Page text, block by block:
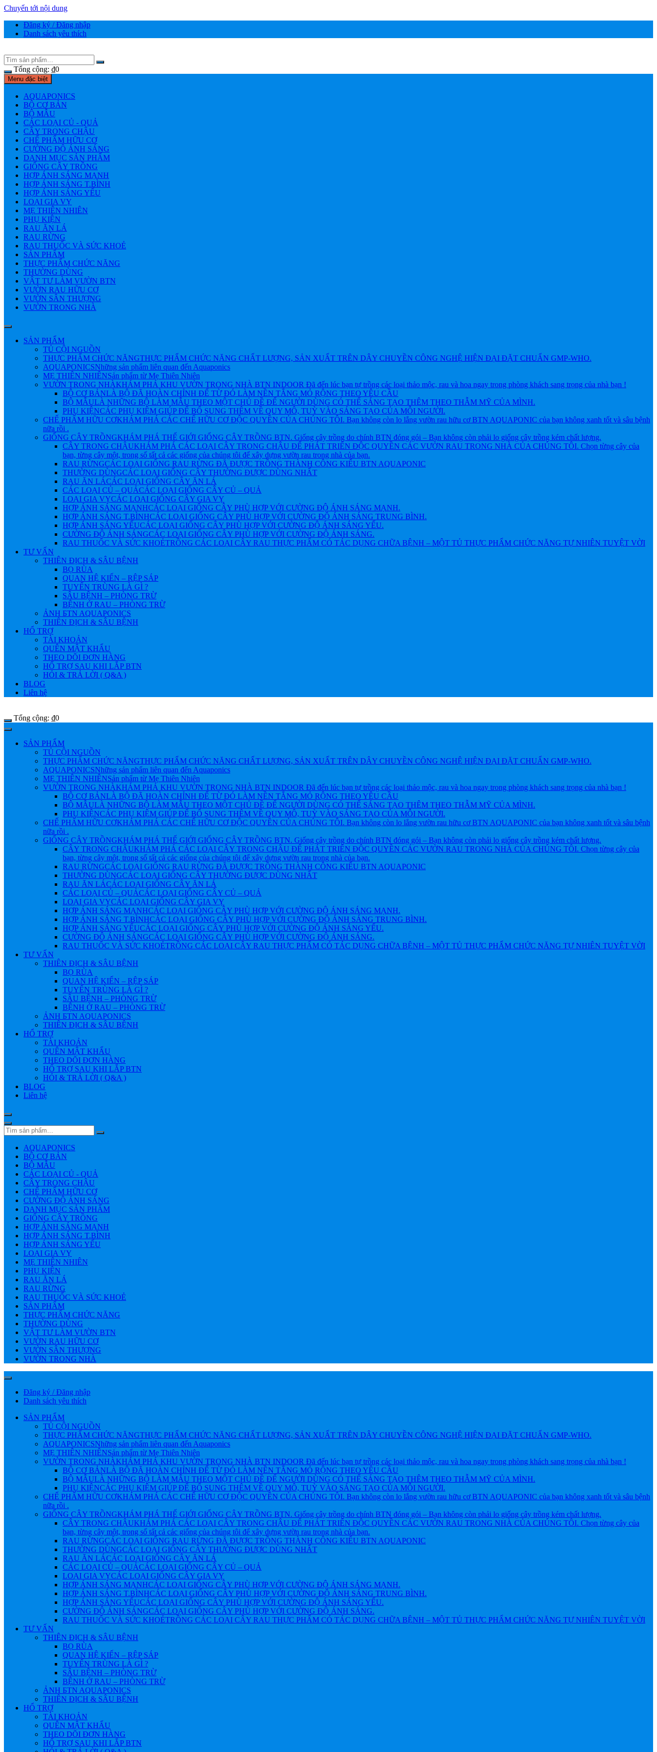
Chuyển tới nội dung
Đăng ký / Đăng nhập
Danh sách yêu thích
Tổng cộng: ₫0
Menu đặc biệt
AQUAPONICS
BỘ CƠ BẢN
BỘ MẪU
CÁC LOẠI CỦ - QUẢ
CÂY TRONG CHẬU
CHẾ PHẨM HỮU CƠ
CƯỜNG ĐỘ ÁNH SÁNG
DANH MỤC SẢN PHẨM
GIỐNG CÂY TRỒNG
HỢP ÁNH SÁNG MẠNH
HỢP ÁNH SÁNG T.BÌNH
HỢP ÁNH SÁNG YẾU
LOẠI GIA VỴ
MẸ THIÊN NHIÊN
PHỤ KIỆN
RAU ĂN LÁ
RAU RỪNG
RAU THUỐC VÀ SỨC KHOẺ
SẢN PHẨM
THỰC PHẨM CHỨC NĂNG
THƯỜNG DÙNG
VẬT TƯ LÀM VƯỜN BTN
VƯỜN RAU HỮU CƠ
VƯỜN SÂN THƯỢNG
VƯỜN TRONG NHÀ
SẢN PHẨM
TỦ CỘI NGUỒN
THỰC PHẨM CHỨC NĂNGTHỰC PHẨM CHỨC NĂNG CHẤT LƯỢNG, SẢN XUẤT TRÊN DÂY CHUYỀN CÔNG NGHỆ HIỆN ĐẠI ĐẶT CHUẨN GMP-WHO.
AQUAPONICSNhững sản phẩm liên quan đến Aquaponics
MẸ THIÊN NHIÊNSản phẩm từ Mẹ Thiên Nhiên
VƯỜN TRONG NHÀKHÁM PHÁ KHU VƯỜN TRONG NHÀ BTN INDOOR Đã đến lúc bạn tự trồng các loại thảo mộc, rau và hoa ngay trong phòng khách sang trọng của nhà bạn !
BỘ CƠ BẢNLÀ BỘ ĐÃ HOÀN CHỈNH ĐỂ TỪ ĐÓ LÀM NỀN TẲNG MỎ RỘNG THEO YÊU CẦU
BỘ MẪULÀ NHỮNG BỘ LÀM MẪU THEO MỘT CHỦ ĐỀ ĐỂ NGƯỜI DÙNG CÓ THỂ SÁNG TẠO THÊM THEO THẪM MỸ CỦA MÌNH.
PHỤ KIỆNCÁC PHỤ KIỆM GIÚP ĐỂ BỔ SUNG THÊM VỀ QUY MÔ, TUỲ VÀO SÁNG TẠO CỦA MỖI NGƯỜI.
CHẾ PHẨM HỮU CƠKHÁM PHÁ CÁC CHẾ HỮU CƠ ĐỘC QUYỀN CỦA CHÚNG TÔI. Bạn không còn lo lắng vườn rau hữu cơ BTN AQUAPONIC của bạn không xanh tốt và sâu bệnh
nữa rồi .
GIỐNG CÂY TRỒNGKHÁM PHÁ THẾ GIỚI GIỐNG CÂY TRỒNG BTN. Giống cây trồng do chính BTN đóng gói – Bạn không còn phải lo giống cây trồng kém chất lượng.
CÂY TRONG CHẬUKHÁM PHÁ CÁC LOẠI CÂY TRONG CHẬU ĐỂ PHÁT TRIỂN ĐỘC QUYỀN CÁC VƯỜN RAU TRONG NHÀ CỦA CHÚNG TÔI. Chọn từng cây của
bạn, từng cây một, trong số tất cả các giống của chúng tôi để xây dựng vườn rau trong nhà của bạn.
RAU RỪNGCÁC LOẠI GIỐNG RAU RỪNG ĐÃ ĐƯỢC TRỒNG THÀNH CÔNG KIỂU BTN AQUAPONIC
THƯỜNG DÙNGCÁC LOẠI GIỐNG CÂY THƯỜNG ĐƯỢC DÙNG NHẤT
RAU ĂN LÁCÁC LOẠI GIỐNG CÂY ĂN LÁ
CÁC LOẠI CỦ – QUẢCÁC LOẠI GIỐNG CÂY CỦ – QUẢ
LOẠI GIA VỴCÁC LOẠI GIỐNG CÂY GIA VỴ
HỢP ÁNH SÁNG MẠNHCÁC LOẠI GIỐNG CÂY PHÙ HỢP VỚI CƯỜNG ĐỘ ÁNH SÁNG MẠNH.
HỢP ÁNH SÁNG T.BÌNHCÁC LOẠI GIỐNG CÂY PHÙ HỢP VỚI CƯỜNG ĐỘ ÁNH SÁNG TRUNG BÌNH.
HỢP ÁNH SÁNG YẾUCÁC LOẠI GIỐNG CÂY PHÙ HỢP VỚI CƯỜNG ĐỘ ÁNH SÁNG YẾU.
CƯỜNG ĐỘ ÁNH SÁNGCÁC LOẠI GIỐNG CÂY PHÙ HỢP VỚI CƯỜNG ĐỘ ÁNH SÁNG.
RAU THUỐC VÀ SỨC KHOẺTRỒNG CÁC LOẠI CÂY RAU THỰC PHẨM CÓ TÁC DỤNG CHỮA BỆNH – MỘT TỦ THỰC PHẨM CHỨC NĂNG TỰ NHIÊN TUYỆT VỜI
TƯ VẤN
THIÊN ĐỊCH & SÂU BỆNH
BỌ RÙA
QUAN HỆ KIẾN – RỆP SÁP
TUYẾN TRÙNG LÀ GÌ ?
SÂU BỆNH – PHÒNG TRỪ
BỆNH Ở RAU – PHÒNG TRỪ
ẢNH БTN AQUAPONICS
THIÊN ĐỊCH & SÂU BỆNH
HỔ TRỢ
TÀI KHOẢN
QUÊN MẬT KHẨU
THEO DÕI ĐƠN HÀNG
HỔ TRỢ SAU KHI LẮP BTN
HỎI & TRẢ LỜI ( Q&A )
BLOG
Liên hệ
Tổng cộng: ₫0
SẢN PHẨM
TỦ CỘI NGUỒN
THỰC PHẨM CHỨC NĂNGTHỰC PHẨM CHỨC NĂNG CHẤT LƯỢNG, SẢN XUẤT TRÊN DÂY CHUYỀN CÔNG NGHỆ HIỆN ĐẠI ĐẶT CHUẨN GMP-WHO.
AQUAPONICSNhững sản phẩm liên quan đến Aquaponics
MẸ THIÊN NHIÊNSản phẩm từ Mẹ Thiên Nhiên
VƯỜN TRONG NHÀKHÁM PHÁ KHU VƯỜN TRONG NHÀ BTN INDOOR Đã đến lúc bạn tự trồng các loại thảo mộc, rau và hoa ngay trong phòng khách sang trọng của nhà bạn !
BỘ CƠ BẢNLÀ BỘ ĐÃ HOÀN CHỈNH ĐỂ TỪ ĐÓ LÀM NỀN TẲNG MỎ RỘNG THEO YÊU CẦU
BỘ MẪULÀ NHỮNG BỘ LÀM MẪU THEO MỘT CHỦ ĐỀ ĐỂ NGƯỜI DÙNG CÓ THỂ SÁNG TẠO THÊM THEO THẪM MỸ CỦA MÌNH.
PHỤ KIỆNCÁC PHỤ KIỆM GIÚP ĐỂ BỔ SUNG THÊM VỀ QUY MÔ, TUỲ VÀO SÁNG TẠO CỦA MỖI NGƯỜI.
CHẾ PHẨM HỮU CƠKHÁM PHÁ CÁC CHẾ HỮU CƠ ĐỘC QUYỀN CỦA CHÚNG TÔI. Bạn không còn lo lắng vườn rau hữu cơ BTN AQUAPONIC của bạn không xanh tốt và sâu bệnh
nữa rồi .
GIỐNG CÂY TRỒNGKHÁM PHÁ THẾ GIỚI GIỐNG CÂY TRỒNG BTN. Giống cây trồng do chính BTN đóng gói – Bạn không còn phải lo giống cây trồng kém chất lượng.
CÂY TRONG CHẬUKHÁM PHÁ CÁC LOẠI CÂY TRONG CHẬU ĐỂ PHÁT TRIỂN ĐỘC QUYỀN CÁC VƯỜN RAU TRONG NHÀ CỦA CHÚNG TÔI. Chọn từng cây của
bạn, từng cây một, trong số tất cả các giống của chúng tôi để xây dựng vườn rau trong nhà của bạn.
RAU RỪNGCÁC LOẠI GIỐNG RAU RỪNG ĐÃ ĐƯỢC TRỒNG THÀNH CÔNG KIỂU BTN AQUAPONIC
THƯỜNG DÙNGCÁC LOẠI GIỐNG CÂY THƯỜNG ĐƯỢC DÙNG NHẤT
RAU ĂN LÁCÁC LOẠI GIỐNG CÂY ĂN LÁ
CÁC LOẠI CỦ – QUẢCÁC LOẠI GIỐNG CÂY CỦ – QUẢ
LOẠI GIA VỴCÁC LOẠI GIỐNG CÂY GIA VỴ
HỢP ÁNH SÁNG MẠNHCÁC LOẠI GIỐNG CÂY PHÙ HỢP VỚI CƯỜNG ĐỘ ÁNH SÁNG MẠNH.
HỢP ÁNH SÁNG T.BÌNHCÁC LOẠI GIỐNG CÂY PHÙ HỢP VỚI CƯỜNG ĐỘ ÁNH SÁNG TRUNG BÌNH.
HỢP ÁNH SÁNG YẾUCÁC LOẠI GIỐNG CÂY PHÙ HỢP VỚI CƯỜNG ĐỘ ÁNH SÁNG YẾU.
CƯỜNG ĐỘ ÁNH SÁNGCÁC LOẠI GIỐNG CÂY PHÙ HỢP VỚI CƯỜNG ĐỘ ÁNH SÁNG.
RAU THUỐC VÀ SỨC KHOẺTRỒNG CÁC LOẠI CÂY RAU THỰC PHẨM CÓ TÁC DỤNG CHỮA BỆNH – MỘT TỦ THỰC PHẨM CHỨC NĂNG TỰ NHIÊN TUYỆT VỜI
TƯ VẤN
THIÊN ĐỊCH & SÂU BỆNH
BỌ RÙA
QUAN HỆ KIẾN – RỆP SÁP
TUYẾN TRÙNG LÀ GÌ ?
SÂU BỆNH – PHÒNG TRỪ
BỆNH Ở RAU – PHÒNG TRỪ
ẢNH БTN AQUAPONICS
THIÊN ĐỊCH & SÂU BỆNH
HỔ TRỢ
TÀI KHOẢN
QUÊN MẬT KHẨU
THEO DÕI ĐƠN HÀNG
HỔ TRỢ SAU KHI LẮP BTN
HỎI & TRẢ LỜI ( Q&A )
BLOG
Liên hệ
AQUAPONICS
BỘ CƠ BẢN
BỘ MẪU
CÁC LOẠI CỦ - QUẢ
CÂY TRONG CHẬU
CHẾ PHẨM HỮU CƠ
CƯỜNG ĐỘ ÁNH SÁNG
DANH MỤC SẢN PHẨM
GIỐNG CÂY TRỒNG
HỢP ÁNH SÁNG MẠNH
HỢP ÁNH SÁNG T.BÌNH
HỢP ÁNH SÁNG YẾU
LOẠI GIA VỴ
MẸ THIÊN NHIÊN
PHỤ KIỆN
RAU ĂN LÁ
RAU RỪNG
RAU THUỐC VÀ SỨC KHOẺ
SẢN PHẨM
THỰC PHẨM CHỨC NĂNG
THƯỜNG DÙNG
VẬT TƯ LÀM VƯỜN BTN
VƯỜN RAU HỮU CƠ
VƯỜN SÂN THƯỢNG
VƯỜN TRONG NHÀ
Đăng ký / Đăng nhập
Danh sách yêu thích
SẢN PHẨM
TỦ CỘI NGUỒN
THỰC PHẨM CHỨC NĂNGTHỰC PHẨM CHỨC NĂNG CHẤT LƯỢNG, SẢN XUẤT TRÊN DÂY CHUYỀN CÔNG NGHỆ HIỆN ĐẠI ĐẶT CHUẨN GMP-WHO.
AQUAPONICSNhững sản phẩm liên quan đến Aquaponics
MẸ THIÊN NHIÊNSản phẩm từ Mẹ Thiên Nhiên
VƯỜN TRONG NHÀKHÁM PHÁ KHU VƯỜN TRONG NHÀ BTN INDOOR Đã đến lúc bạn tự trồng các loại thảo mộc, rau và hoa ngay trong phòng khách sang trọng của nhà bạn !
BỘ CƠ BẢNLÀ BỘ ĐÃ HOÀN CHỈNH ĐỂ TỪ ĐÓ LÀM NỀN TẲNG MỎ RỘNG THEO YÊU CẦU
BỘ MẪULÀ NHỮNG BỘ LÀM MẪU THEO MỘT CHỦ ĐỀ ĐỂ NGƯỜI DÙNG CÓ THỂ SÁNG TẠO THÊM THEO THẪM MỸ CỦA MÌNH.
PHỤ KIỆNCÁC PHỤ KIỆM GIÚP ĐỂ BỔ SUNG THÊM VỀ QUY MÔ, TUỲ VÀO SÁNG TẠO CỦA MỖI NGƯỜI.
CHẾ PHẨM HỮU CƠKHÁM PHÁ CÁC CHẾ HỮU CƠ ĐỘC QUYỀN CỦA CHÚNG TÔI. Bạn không còn lo lắng vườn rau hữu cơ BTN AQUAPONIC của bạn không xanh tốt và sâu bệnh
nữa rồi .
GIỐNG CÂY TRỒNGKHÁM PHÁ THẾ GIỚI GIỐNG CÂY TRỒNG BTN. Giống cây trồng do chính BTN đóng gói – Bạn không còn phải lo giống cây trồng kém chất lượng.
CÂY TRONG CHẬUKHÁM PHÁ CÁC LOẠI CÂY TRONG CHẬU ĐỂ PHÁT TRIỂN ĐỘC QUYỀN CÁC VƯỜN RAU TRONG NHÀ CỦA CHÚNG TÔI. Chọn từng cây của
bạn, từng cây một, trong số tất cả các giống của chúng tôi để xây dựng vườn rau trong nhà của bạn.
RAU RỪNGCÁC LOẠI GIỐNG RAU RỪNG ĐÃ ĐƯỢC TRỒNG THÀNH CÔNG KIỂU BTN AQUAPONIC
THƯỜNG DÙNGCÁC LOẠI GIỐNG CÂY THƯỜNG ĐƯỢC DÙNG NHẤT
RAU ĂN LÁCÁC LOẠI GIỐNG CÂY ĂN LÁ
CÁC LOẠI CỦ – QUẢCÁC LOẠI GIỐNG CÂY CỦ – QUẢ
LOẠI GIA VỴCÁC LOẠI GIỐNG CÂY GIA VỴ
HỢP ÁNH SÁNG MẠNHCÁC LOẠI GIỐNG CÂY PHÙ HỢP VỚI CƯỜNG ĐỘ ÁNH SÁNG MẠNH.
HỢP ÁNH SÁNG T.BÌNHCÁC LOẠI GIỐNG CÂY PHÙ HỢP VỚI CƯỜNG ĐỘ ÁNH SÁNG TRUNG BÌNH.
HỢP ÁNH SÁNG YẾUCÁC LOẠI GIỐNG CÂY PHÙ HỢP VỚI CƯỜNG ĐỘ ÁNH SÁNG YẾU.
CƯỜNG ĐỘ ÁNH SÁNGCÁC LOẠI GIỐNG CÂY PHÙ HỢP VỚI CƯỜNG ĐỘ ÁNH SÁNG.
RAU THUỐC VÀ SỨC KHOẺTRỒNG CÁC LOẠI CÂY RAU THỰC PHẨM CÓ TÁC DỤNG CHỮA BỆNH – MỘT TỦ THỰC PHẨM CHỨC NĂNG TỰ NHIÊN TUYỆT VỜI
TƯ VẤN
THIÊN ĐỊCH & SÂU BỆNH
BỌ RÙA
QUAN HỆ KIẾN – RỆP SÁP
TUYẾN TRÙNG LÀ GÌ ?
SÂU BỆNH – PHÒNG TRỪ
BỆNH Ở RAU – PHÒNG TRỪ
ẢNH БTN AQUAPONICS
THIÊN ĐỊCH & SÂU BỆNH
HỔ TRỢ
TÀI KHOẢN
QUÊN MẬT KHẨU
THEO DÕI ĐƠN HÀNG
HỔ TRỢ SAU KHI LẮP BTN